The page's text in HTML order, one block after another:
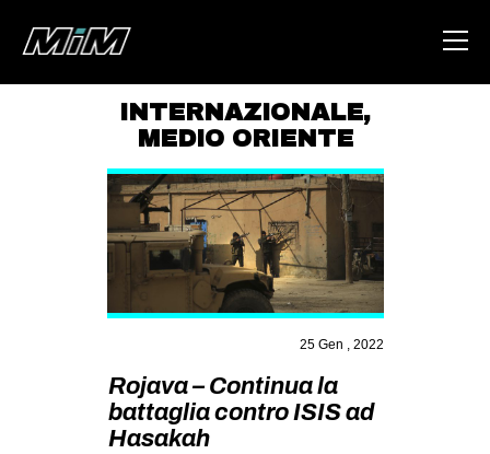
HOME
ABOUT
AREA
DEGENERAZIONE
GAZA FREESTYLE
CSOA LAMBRETTA
MSM
STUDENTI TSUNAMI
INTERNAZIONALE,
MEDIO ORIENTE
25 Gen , 2022
Rojava – Continua la
battaglia contro ISIS ad
Hasakah